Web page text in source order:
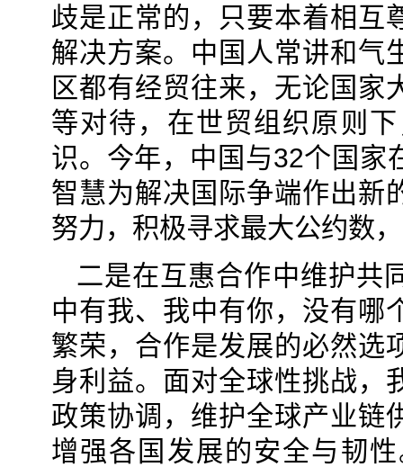
歧是正常的，只要本着相互
解决方案。中国人常讲和气
区都有经贸往来，无论国家
等对待，在世贸组织原则
识。今年，中国与32个国家
智慧为解决国际争端作出新
努力，积极寻求最大公约数
二是在互惠合作中维护共
中有我、我中有你，没有哪
繁荣，合作是发展的必然选
身利益。面对全球性挑战，
政策协调，维护全球产业链
增强各国发展的安全与韧